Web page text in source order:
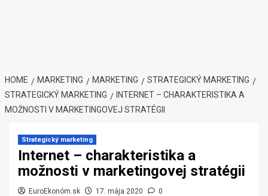
HOME MARKETING MARKETING
STRATEGICKÝ MARKETING
STRATEGICKÝ MARKETING
INTERNET – CHARAKTERISTIKA A
MOŽNOSTI V MARKETINGOVEJ STRATÉGII
Strategický marketing
Internet – charakteristika a
možnosti v marketingovej stratégii
EuroEkonóm.sk 17. mája 2020 0